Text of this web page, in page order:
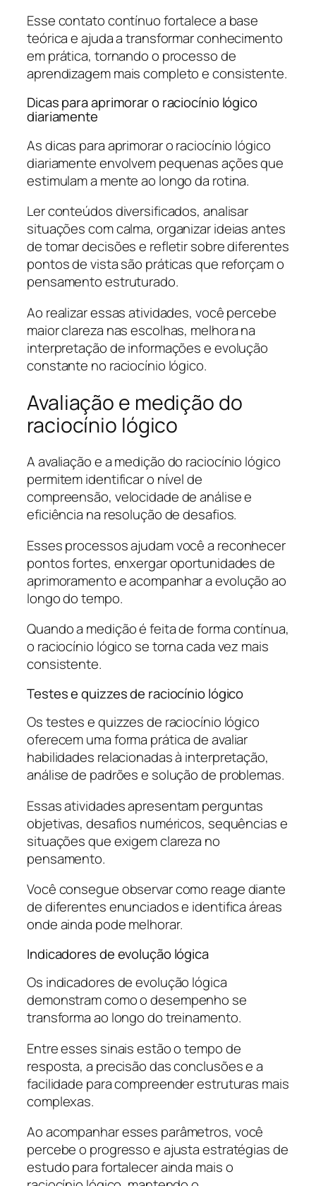
Esse contato contínuo fortalece a base
teórica e ajuda a transformar conhecimento
em prática, tornando o processo de
aprendizagem mais completo e consistente.
Dicas para aprimorar o raciocínio lógico
diariamente
As dicas para aprimorar o raciocínio lógico
diariamente envolvem pequenas ações que
estimulam a mente ao longo da rotina.
Ler conteúdos diversificados, analisar
situações com calma, organizar ideias antes
de tomar decisões e refletir sobre diferentes
pontos de vista são práticas que reforçam o
pensamento estruturado.
Ao realizar essas atividades, você percebe
maior clareza nas escolhas, melhora na
interpretação de informações e evolução
constante no raciocínio lógico.
Avaliação e medição do
raciocínio lógico
A avaliação e a medição do raciocínio lógico
permitem identificar o nível de
compreensão, velocidade de análise e
eficiência na resolução de desafios.
Esses processos ajudam você a reconhecer
pontos fortes, enxergar oportunidades de
aprimoramento e acompanhar a evolução ao
longo do tempo.
Quando a medição é feita de forma contínua,
o raciocínio lógico se torna cada vez mais
consistente.
Testes e quizzes de raciocínio lógico
Os testes e quizzes de raciocínio lógico
oferecem uma forma prática de avaliar
habilidades relacionadas à interpretação,
análise de padrões e solução de problemas.
Essas atividades apresentam perguntas
objetivas, desafios numéricos, sequências e
situações que exigem clareza no
pensamento.
Você consegue observar como reage diante
de diferentes enunciados e identifica áreas
onde ainda pode melhorar.
Indicadores de evolução lógica
Os indicadores de evolução lógica
demonstram como o desempenho se
transforma ao longo do treinamento.
Entre esses sinais estão o tempo de
resposta, a precisão das conclusões e a
facilidade para compreender estruturas mais
complexas.
Ao acompanhar esses parâmetros, você
percebe o progresso e ajusta estratégias de
estudo para fortalecer ainda mais o